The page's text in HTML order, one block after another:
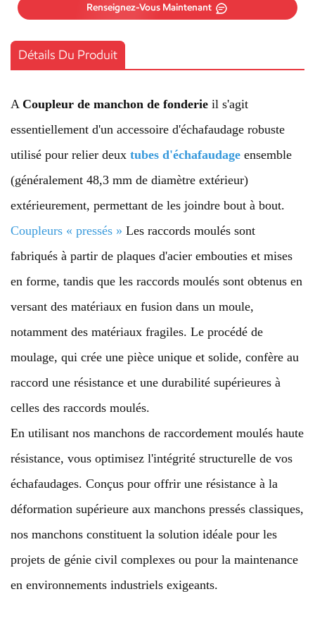
Renseignez-Vous Maintenant
Détails Du Produit
A Coupleur de manchon de fonderie il s'agit
essentiellement d'un accessoire d'échafaudage robuste
utilisé pour relier deux tubes d'échafaudage ensemble
(généralement 48,3 mm de diamètre extérieur)
extérieurement, permettant de les joindre bout à bout.
Coupleurs « pressés » Les raccords moulés sont
fabriqués à partir de plaques d'acier embouties et mises
en forme, tandis que les raccords moulés sont obtenus en
versant des matériaux en fusion dans un moule,
notamment des matériaux fragiles. Le procédé de
moulage, qui crée une pièce unique et solide, confère au
raccord une résistance et une durabilité supérieures à
celles des raccords moulés.
En utilisant nos manchons de raccordement moulés haute
résistance, vous optimisez l'intégrité structurelle de vos
échafaudages. Conçus pour offrir une résistance à la
déformation supérieure aux manchons pressés classiques,
nos manchons constituent la solution idéale pour les
projets de génie civil complexes ou pour la maintenance
en environnements industriels exigeants.